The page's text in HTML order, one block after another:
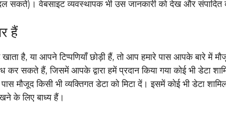
सकते)। वेबसाइट व्यवस्थापक भी उस जानकारी को देख और
हैं
है, या आपने टिप्पणियाँ छोड़ी हैं, तो आप हमारे पास आपके बारे में
कर सकते हैं, जिसमें आपके द्वारा हमें प्रदान किया गया कोई भी डेटा
मौजूद किसी भी व्यक्तिगत डेटा को मिटा दें। इसमें कोई भी डेटा
के लिए बाध्य हैं।